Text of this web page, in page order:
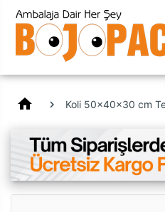
home Koli 50x40x30 cm